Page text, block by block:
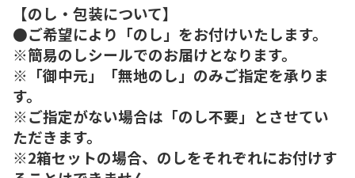
【のし・包装について】
●ご希望により「のし」をお付けいたします。
※簡易のしシールでのお届けとなります。
※「御中元」「無地のし」のみご指定を承りま
す。
※ご指定がない場合は「のし不要」とさせてい
ただきます。
※2箱セットの場合、のしをそれぞれにお付けす